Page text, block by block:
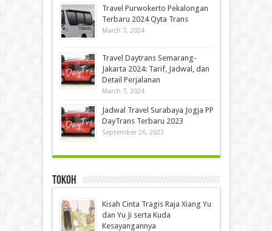
Travel Purwokerto Pekalongan
Terbaru 2024 Qyta Trans
March 7, 2024
Travel Daytrans Semarang-
Jakarta 2024: Tarif, Jadwal, dan
Detail Perjalanan
March 7, 2024
Jadwal Travel Surabaya Jogja PP
DayTrans Terbaru 2023
September 26, 2023
Tokoh
Kisah Cinta Tragis Raja Xiang Yu
dan Yu Ji serta Kuda
Kesayangannya